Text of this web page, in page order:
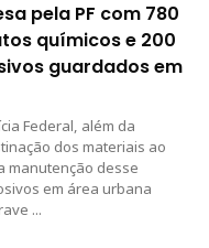
pela PF com 780
químicos e 200
guardados em
Federal, além da
dos materiais ao
manutenção desse
em área urbana
...